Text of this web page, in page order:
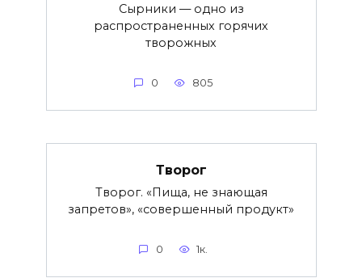
Сырники — одно из
распространенных горячих
творожных
0 805
Творог
Творог. «Пища, не знающая
запретов», «совершенный продукт»
0 1к.